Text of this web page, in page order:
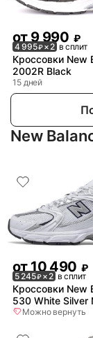
от9 990 ₽
4 995₽× 2 в сплит
Кроссовки New
2002R Black
15 дней
New
от 10 490 ₽
5 245₽× 2 в сплит
Кроссовки New
530 White Silver
Можно вернуть